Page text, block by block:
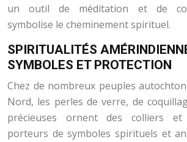
un outil de méditation et de
symbolise le cheminement spirituel.
SPIRITUALITÉS
SYMBOLES ET PROTECTION
Chez de nombreux peuples
Nord, les perles de verre, de
précieuses ornent des colliers et
porteurs de symboles spirituels et